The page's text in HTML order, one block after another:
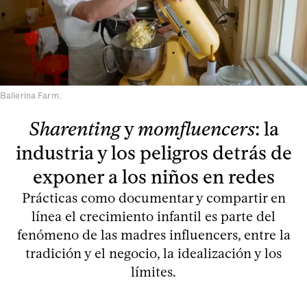
Ballerina Farm.
Sharentingymomfluencers: la
industria y los peligros detrás de
exponer a los niños en redes
Prácticas como documentar y compartir en
línea el crecimiento infantil es parte del
fenómeno de las madres influencers, entre la
tradición y el negocio, la idealización y los
límites.